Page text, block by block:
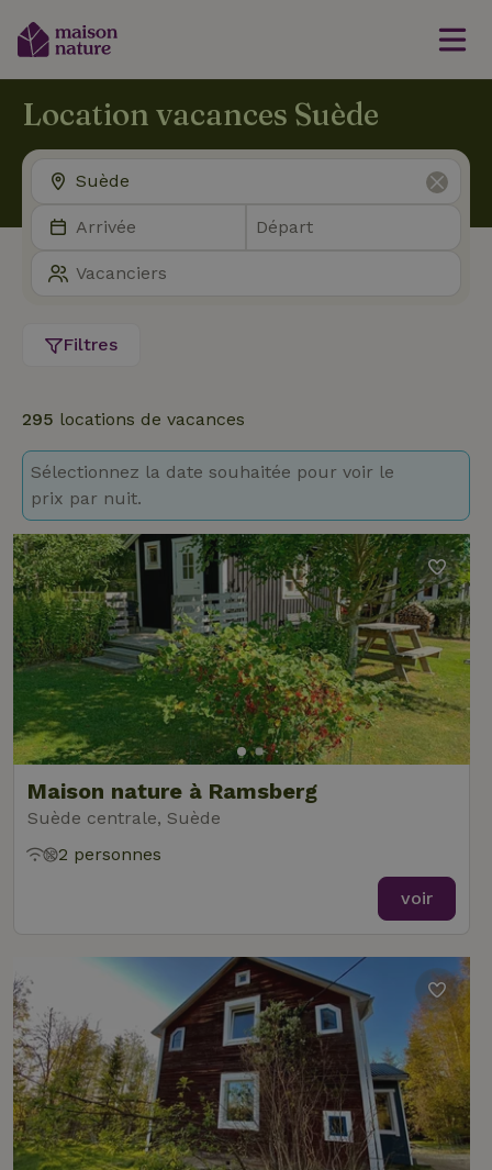
Location vacances Suède
Filtres
295 locations de vacances
Sélectionnez la date souhaitée pour voir le
prix par nuit.
Maison nature à Ramsberg
Suède centrale, Suède
2 personnes
voir